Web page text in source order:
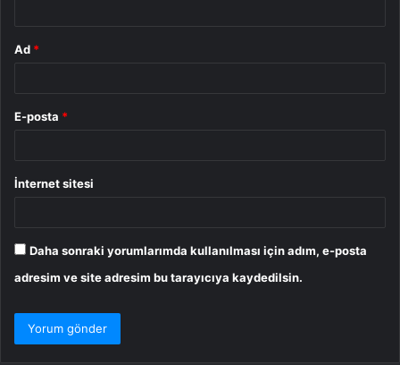
Ad *
E-posta *
İnternet sitesi
Daha sonraki yorumlarımda kullanılması için adım, e-posta
adresim ve site adresim bu tarayıcıya kaydedilsin.